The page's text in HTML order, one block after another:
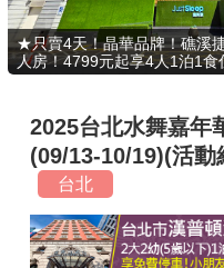
最新消息
最新留言
商家合作
★只賣4天！晶華品牌！礁溪
人房！4799元起享4人1泊1食
2025台北水舞嘉年
(09/13-10/19)(活動
台北